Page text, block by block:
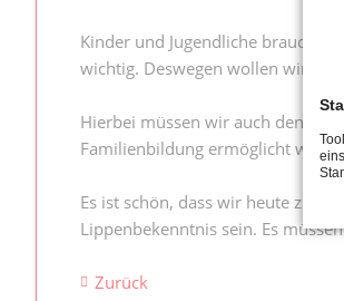
Kinder und Jugendliche
wichtig. Deswegen wollen wir
Hierbei müssen wir auch den
Familienbildung ermöglicht
Es ist schön, dass wir heute zum
Lippenbekenntnis sein. Es
Zurück